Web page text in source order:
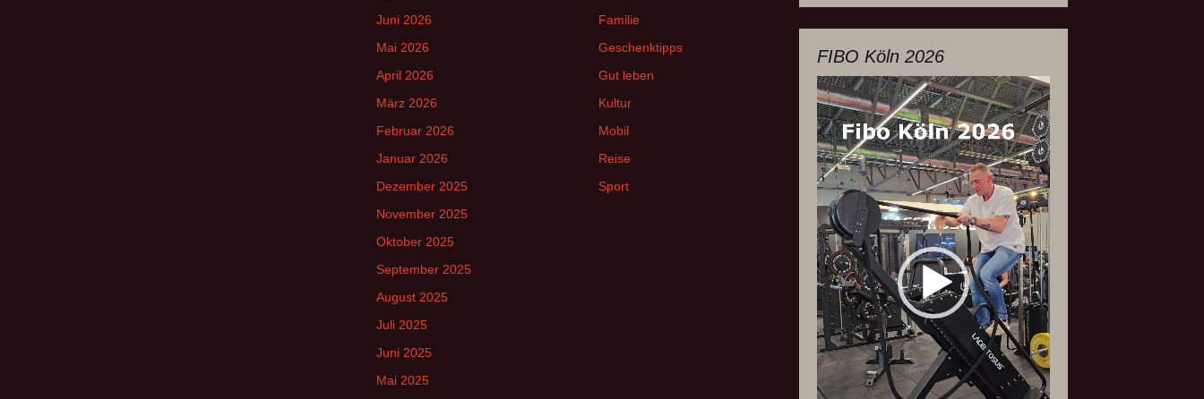
FIBO Köln 2026
Video-
Player
Juni 2026
Mai 2026
April 2026
März 2026
Februar 2026
Januar 2026
Dezember 2025
November 2025
Oktober 2025
September 2025
August 2025
Juli 2025
Juni 2025
Mai 2025
Familie
Geschenktipps
Gut leben
Kultur
Mobil
Reise
Sport